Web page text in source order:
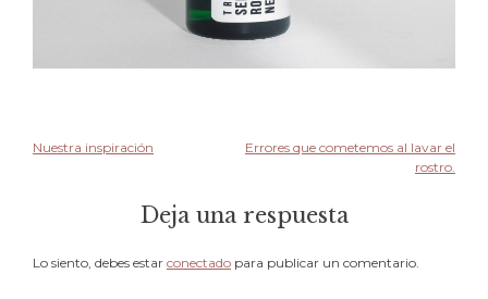
Nuestra inspiración
Errores que cometemos al lavar el
rostro.
Deja una respuesta
Lo siento, debes estar conectado para publicar un comentario.